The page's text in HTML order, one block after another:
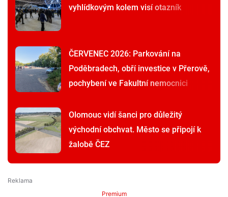
vyhlídkovým kolem visí otazník
ČERVENEC 2026: Parkování na
Poděbradech, obří investice v Přerově,
pochybení ve Fakultní nemocnici
Olomouc vidí šanci pro důležitý
východní obchvat. Město se připojí k
žalobě ČEZ
Premium